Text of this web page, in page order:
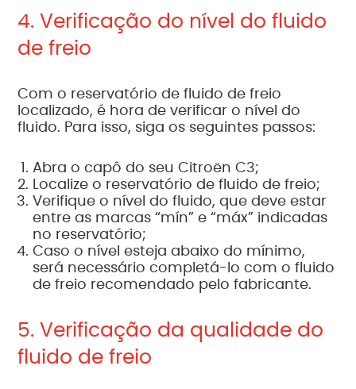
4. Verificação do nível do fluido
de freio
Com o reservatório de fluido de freio
localizado, é hora de verificar o nível do
fluido. Para isso, siga os seguintes passos:
Abra o capô do seu Citroën C3;
Localize o reservatório de fluido de freio;
Verifique o nível do fluido, que deve estar
entre as marcas “mín” e “máx” indicadas
no reservatório;
Caso o nível esteja abaixo do mínimo,
será necessário completá-lo com o fluido
de freio recomendado pelo fabricante.
5. Verificação da qualidade do
fluido de freio